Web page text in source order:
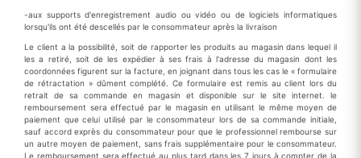
-aux supports d'enregistrement audio ou vidéo ou de logiciels informatiques
lorsqu'ils ont été descellés par le consommateur après la livraison
Le client a la possibilité, soit de rapporter les produits au magasin dans lequel il
les a retiré, soit de les expédier à ses frais à l'adresse du magasin dont les
coordonnées figurent sur la facture, en joignant dans tous les cas le « formulaire
de rétractation » dûment complété. Ce formulaire est remis au client lors du
retrait de sa commande en magasin et disponible sur le site internet. le
remboursement sera effectué par le magasin en utilisant le même moyen de
paiement que celui utilisé par le consommateur lors de sa commande initiale,
sauf accord exprès du consommateur pour que le professionnel rembourse sur
un autre moyen de paiement, sans frais supplémentaire pour le consommateur.
Le remboursement sera effectué au plus tard dans les 7 jours à compter de la